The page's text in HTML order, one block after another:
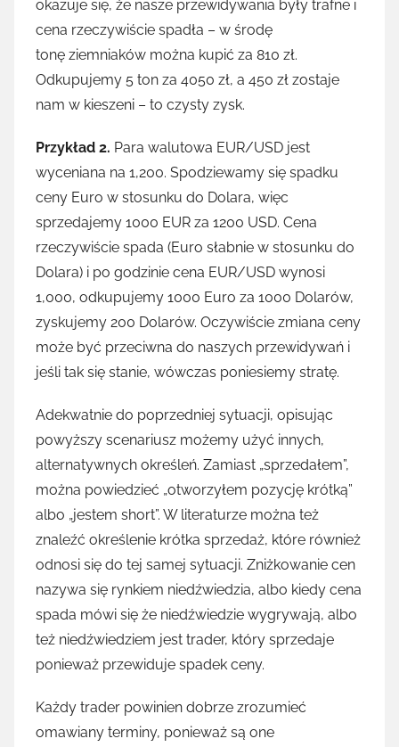
okazuje się, że nasze przewidywania były trafne i
cena rzeczywiście spadła – w środę
tonę ziemniaków można kupić za 810 zł.
Odkupujemy 5 ton za 4050 zł, a 450 zł zostaje
nam w kieszeni – to czysty zysk.
Przykład 2. Para walutowa EUR/USD jest
wyceniana na 1,200. Spodziewamy się spadku
ceny Euro w stosunku do Dolara, więc
sprzedajemy 1000 EUR za 1200 USD. Cena
rzeczywiście spada (Euro słabnie w stosunku do
Dolara) i po godzinie cena EUR/USD wynosi
1,000, odkupujemy 1000 Euro za 1000 Dolarów,
zyskujemy 200 Dolarów. Oczywiście zmiana ceny
może być przeciwna do naszych przewidywań i
jeśli tak się stanie, wówczas poniesiemy stratę.
Adekwatnie do poprzedniej sytuacji, opisując
powyższy scenariusz możemy użyć innych,
alternatywnych określeń. Zamiast „sprzedałem”,
można powiedzieć „otworzyłem pozycję krótką”
albo „jestem short”. W literaturze można też
znaleźć określenie krótka sprzedaż, które również
odnosi się do tej samej sytuacji. Zniżkowanie cen
nazywa się rynkiem niedźwiedzia, albo kiedy cena
spada mówi się że niedźwiedzie wygrywają, albo
też niedźwiedziem jest trader, który sprzedaje
ponieważ przewiduje spadek ceny.
Każdy trader powinien dobrze zrozumieć
omawiany terminy, ponieważ są one